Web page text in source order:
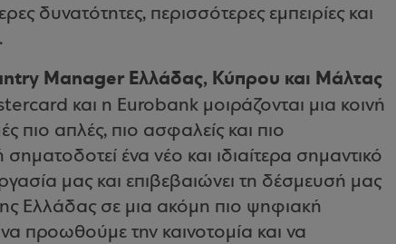
δυνατότητες, περισσότερες εμπειρίες και
Manager Ελλάδας, Κύπρου και Μάλτας
και η Eurobank μοιράζονται μια κοινή
πιο απλές, πιο ασφαλείς και πιο
ένα νέο και ιδιαίτερα σημαντικό
μας και επιβεβαιώνει τη δέσμευσή μας
Ελλάδας σε μια ακόμη πιο ψηφιακή
προωθούμε την καινοτομία και να